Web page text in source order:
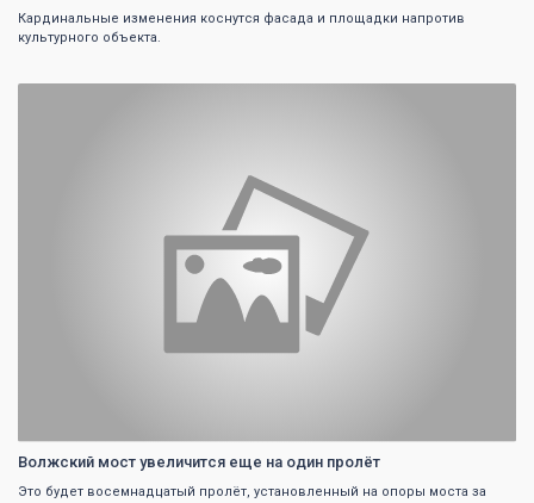
Кардинальные изменения коснутся фасада и площадки напротив
культурного объекта.
Волжский мост увеличится еще на один пролёт
Это будет восемнадцатый пролёт, установленный на опоры моста за